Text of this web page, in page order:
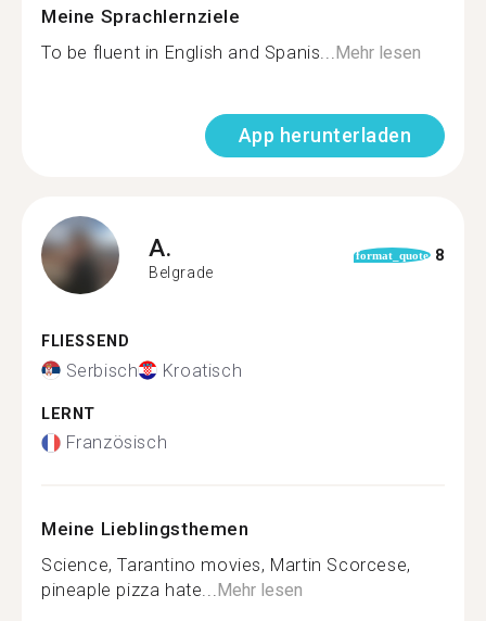
Meine Sprachlernziele
To be fluent in English and Spanis...Mehr lesen
App herunterladen
A.
Belgrade
format_quote 8
FLIESSEND
Serbisch Kroatisch
LERNT
Französisch
Meine Lieblingsthemen
Science, Tarantino movies, Martin Scorcese,
pineaple pizza hate...Mehr lesen